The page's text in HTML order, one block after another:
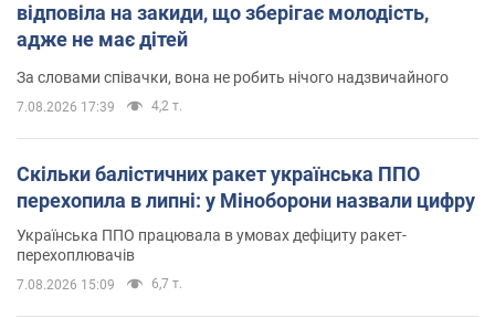
відповіла на закиди, що зберігає молодість,
адже не має дітей
За словами співачки, вона не робить нічого надзвичайного
7.08.2026 17:39 4,2 т.
Скільки балістичних ракет українська ППО
перехопила в липні: у Міноборони назвали цифру
Українська ППО працювала в умовах дефіциту ракет-
перехоплювачів
7.08.2026 15:09 6,7 т.